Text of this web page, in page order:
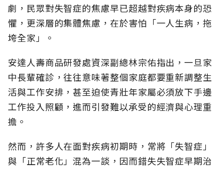
劇，民眾對失智症的焦慮早已超越對疾病本身的恐
懼，更深層的集體焦慮，在於害怕「一人生病，拖
垮全家」。
安達人壽商品研發處資深副總林宗佑指出，一旦家
中長輩確診，往往意味著整個家庭都要重新調整生
活與工作安排，甚至迫使青壯年家屬必須放下手邊
工作投入照顧，進而引發難以承受的經濟與心理重
擔。
然而，許多人在面對疾病初期時，常將「失智症」
與「正常老化」混為一談，因而錯失失智症早期治